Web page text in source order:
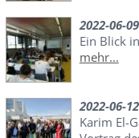
2022-06-09
Ein Blick
mehr...
2022-06-12
Karim El-